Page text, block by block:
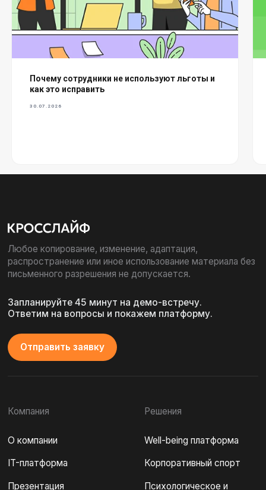
Почему сотрудники не используют льготы и
как это исправить
30.07.2026
© 2016 - 2026. ООО «Кросслайф»
Политика обработки персональных данных